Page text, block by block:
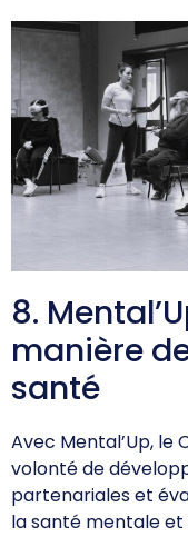
8.
manière
santé
Avec Mental’Up, le
volonté de
partenariales et
la santé mentale